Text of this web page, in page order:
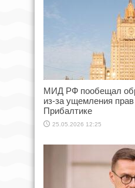
МИД РФ пообещал
из-за ущемления
Прибалтике
25.05.2026 12:25